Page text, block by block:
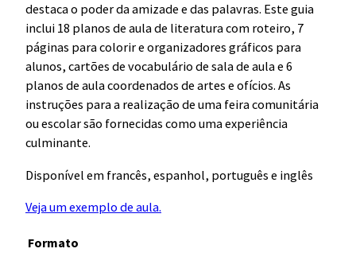
destaca o poder da amizade e das palavras. Este guia
inclui 18 planos de aula de literatura com roteiro, 7
páginas para colorir e organizadores gráficos para
alunos, cartões de vocabulário de sala de aula e 6
planos de aula coordenados de artes e ofícios. As
instruções para a realização de uma feira comunitária
ou escolar são fornecidas como uma experiência
culminante.
Disponível em francês, espanhol, português e inglês
Veja um exemplo de aula.
Formato